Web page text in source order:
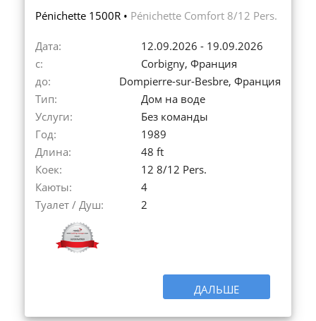
Pénichette 1500R • Pénichette Comfort 8/12 Pers.
Дата:
12.09.2026 - 19.09.2026
с:
Corbigny, Франция
до:
Dompierre-sur-Besbre, Франция
Тип:
Дом на воде
Услуги:
Без команды
Год:
1989
Длина:
48 ft
Коек:
12 8/12 Pers.
Каюты:
4
Туалет / Душ:
2
ДАЛЬШЕ